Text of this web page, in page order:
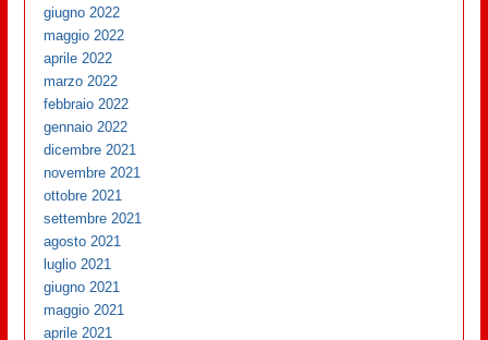
giugno 2022
maggio 2022
aprile 2022
marzo 2022
febbraio 2022
gennaio 2022
dicembre 2021
novembre 2021
ottobre 2021
settembre 2021
agosto 2021
luglio 2021
giugno 2021
maggio 2021
aprile 2021